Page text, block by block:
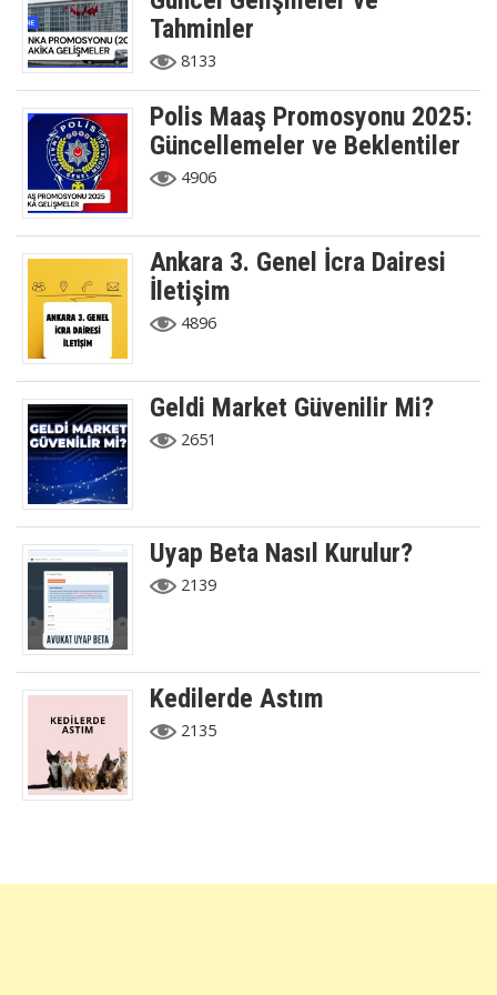
Tahminler
8133
Polis Maaş Promosyonu 2025:
Güncellemeler ve Beklentiler
4906
Ankara 3. Genel İcra Dairesi
İletişim
4896
Geldi Market Güvenilir Mi?
2651
Uyap Beta Nasıl Kurulur?
2139
Kedilerde Astım
2135